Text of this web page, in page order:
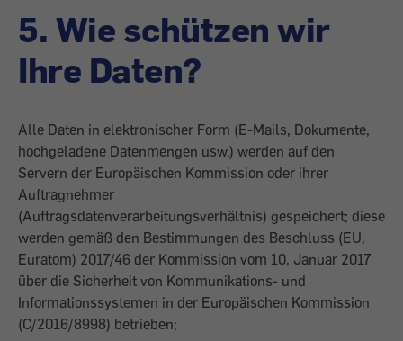
5. Wie schützen wir
Ihre Daten?
Alle Daten in elektronischer Form (E-Mails, Dokumente,
hochgeladene Datenmengen usw.) werden auf den
Servern der Europäischen Kommission oder ihrer
Auftragnehmer
(Auftragsdatenverarbeitungsverhältnis) gespeichert; diese
werden gemäß den Bestimmungen des Beschluss (EU,
Euratom) 2017/46 der Kommission vom 10. Januar 2017
über die Sicherheit von Kommunikations- und
Informationssystemen in der Europäischen Kommission
(C/2016/8998) betrieben;